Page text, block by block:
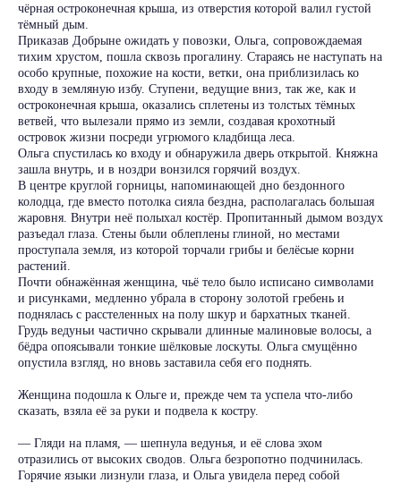
чёрная остроконечная крыша, из отверстия которой валил густой
тёмный дым.
Приказав Добрыне ожидать у повозки, Ольга, сопровождаемая
тихим хрустом, пошла сквозь прогалину. Стараясь не наступать на
особо крупные, похожие на кости, ветки, она приблизилась ко
входу в земляную избу. Ступени, ведущие вниз, так же, как и
остроконечная крыша, оказались сплетены из толстых тёмных
ветвей, что вылезали прямо из земли, создавая крохотный
островок жизни посреди угрюмого кладбища леса.
Ольга спустилась ко входу и обнаружила дверь открытой. Княжна
зашла внутрь, и в ноздри вонзился горячий воздух.
В центре круглой горницы, напоминающей дно бездонного
колодца, где вместо потолка сияла бездна, располагалась большая
жаровня. Внутри неё полыхал костёр. Пропитанный дымом воздух
разъедал глаза. Стены были облеплены глиной, но местами
проступала земля, из которой торчали грибы и белёсые корни
растений.
Почти обнажённая женщина, чьё тело было исписано символами
и рисунками, медленно убрала в сторону золотой гребень и
поднялась с расстеленных на полу шкур и бархатных тканей.
Грудь ведуньи частично скрывали длинные малиновые волосы, а
бёдра опоясывали тонкие шёлковые лоскуты. Ольга смущённо
опустила взгляд, но вновь заставила себя его поднять.
Женщина подошла к Ольге и, прежде чем та успела что-либо
сказать, взяла её за руки и подвела к костру.
— Гляди на пламя, — шепнула ведунья, и её слова эхом
отразились от высоких сводов. Ольга безропотно подчинилась.
Горячие языки лизнули глаза, и Ольга увидела перед собой